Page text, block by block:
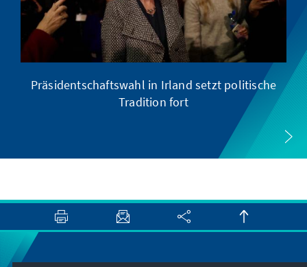
Präsidentschaftswahl in Irland setzt politische
Tradition fort